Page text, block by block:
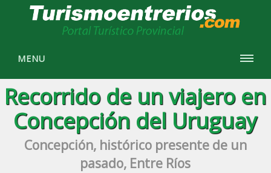
MENU
Recorrido de un viajero en
Concepción del Uruguay
Concepción, histórico presente de un
pasado, Entre Ríos